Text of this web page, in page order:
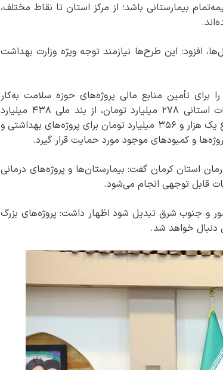
بیمارستانی باشد؛ از مرکز استان تا نقاط مختلف،
افزود: این طرح‌ها نیازمند توجه ویژه وزارت بهداشت
برای تأمین منابع مالی پروژه‌های حوزه سلامت به‌کار
گرفته‌اند، اعلام کرد: از محل معادن ۴۰۰ میلیارد تومان، از اعتبارات استانی ۲۷۸ میلیارد تومان، از بند ملی ۴۳۸ میلیارد
تومان و ۴۰ میلیارد تومان دیگر اختصاص یافته است که در مجموع یک هزار و ۳۵۶ میلیارد تومان برای پروژه‌های بهداشتی و
و کمبودهای موجود مورد حمایت قرار گیرد.
استان کرمان گفت: بیمارستان‌ها و پروژه‌های درمانی
قابل توجهی انجام می‌شود.
و جنوب شرق تبدیل شود اظهار داشت: پروژه‌های بزرگ
دنبال خواهد شد.